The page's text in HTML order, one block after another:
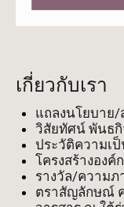
เกี่ยวกับเรา
แถลงนโยบาย
วิสัยทัศน์ พันธ
ประวัติความเ
โครงสร้างอง
รางวัล/ความภ
ตราสัญลักษณ์